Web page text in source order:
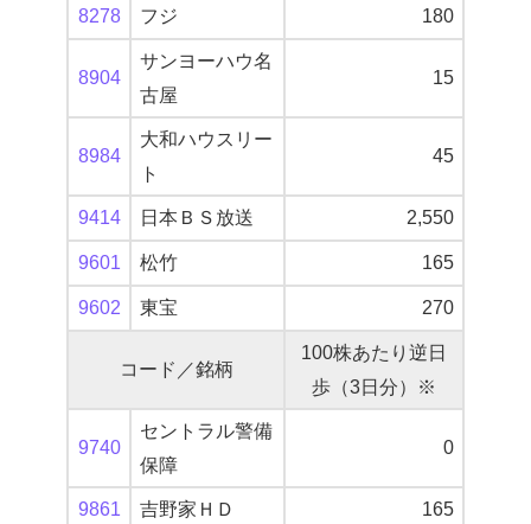
8278 フジ 180
8904
サンヨーハウ名
古屋
15
8984
大和ハウスリー
ト
45
9414 日本ＢＳ放送 2,550
9601 松竹 165
9602 東宝 270
コード／銘柄
100株あたり逆日
歩（3日分）※
9740
セントラル警備
保障
0
9861 吉野家ＨＤ 165